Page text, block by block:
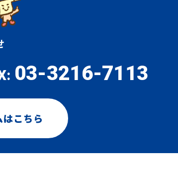
03-3216-7113
こちら